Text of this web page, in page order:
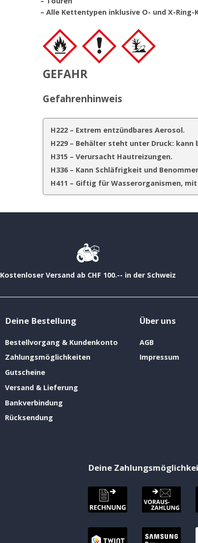
– Alle Kettentypen inklusive O- und X-Ring-
GEFAHR
Gefahrenhinweis
H222 – Extrem entzündbares Aerosol.
H229 – Behälter steht unter Druck: kann
H315 – Verursacht Hautreizungen.
H336 – Kann Schläfrigkeit und
H411 – Giftig für Wasserorganismen,
Kostenloser Versand ab CHF 100.-- in der Schweiz
Deine Bestellung
Bestellvorgang & Kundenkonto
Zahlungsmöglichkeiten
Gutscheine
Versand & Lieferung
Bankverbindung
Rücksendung
Über uns
AGB
Impressum
Deine